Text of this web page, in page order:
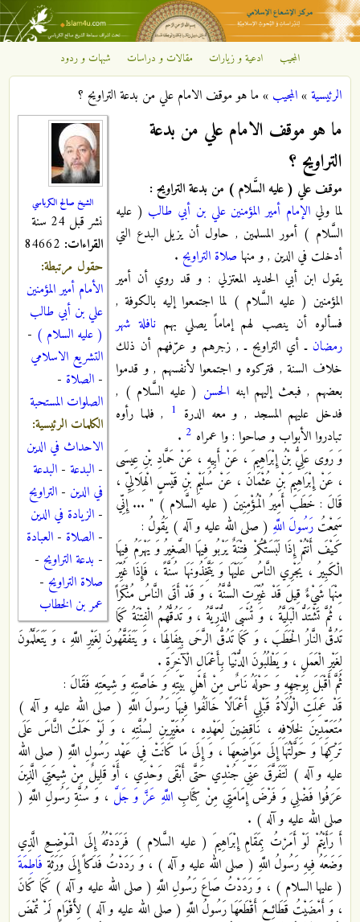
تجاوز إلى المحتوى الرئيسي
مركز
الإشعاع
الإسلامي
المجيب ادعية و زيارات مقالات و دراسات شبهات و ردود
أنت هنا
الرئيسية»المجيب »ما هو موقف الامام علي من بدعة التراويح ؟
الشيخ صالح الكرباسي
نشر قبل 24 سنة
القراءات:
حقول مرتبطة:
الأمام أمير المؤمنين
علي بن أبي طالب
( عليه السلام ) -
التشريع الاسلامي
- الصلاة -
الصلوات المستحبة
الكلمات الرئيسية:
الاحداث في الدين
- البدعة - البدعة
في الدين - التراويح
- الزيادة في الدين
- الصلاة - العبادة
- بدعة التراويح -
صلاة التراويح -
عمر بن الخطاب
ما هو موقف الامام علي من بدعة
التراويح ؟
موقف علي ( عليه السَّلام ) من بدعة التراويح :
لما وليالإمام أمير المؤمنين علي بن أبي طالب ( عليه
السَّلام ) أمور المسلمين , حاول أن يزيل البدع التي
أدخلت في الدين , و منهاصلاة التراويح .
يقول ابن أبي الحديد المعتزلي : و قد روي أن أمير
المؤمنين ( عليه السَّلام ) لما اجتمعوا إليه بالكوفة ,
فسألوه أن ينصب لهم إماماً يصلي بهمنافلة شهر
رمضان ـ أي التراويح ـ , زجرهم و عرّفهم أن ذلك
خلاف السنة , فتركوه و اجتمعوا لأنفسهم , و قدموا
بعضهم , فبعث إليهم ابنه الحسن ( عليه السَّلام ) ,
فدخل عليهم المسجد , و معه الدرة 1 , فلما رأوه
تبادروا الأبواب و صاحوا : وا عمراه 2
.
وَ رَوى عَلِيُّ بْنُ إِبْرَاهِيمَ ، عَنْ أَبِيهِ ، عَنْ حَمَّادِ بْنِ عِيسَى
، عَنْ إِبْرَاهِيمَ بْنِ عُثْمَانَ ، عَنْ سُلَيْمِ بْنِ قَيْسٍ الْهِلَالِيِّ ،
قَالَ : خَطَبَ أَمِيرُ الْمُؤْمِنِينَ ( عليه السَّلام ) " ... إِنِّي
سَمِعْتُ رَسُولَ اللَّهِ ( صلى الله عليه و آله ) يَقُولُ :
كَيْفَ أَنْتُمْ إِذَا لَبَسَتْكُمْ فِتْنَةٌ يَرْبُو فِيهَا الصَّغِيرُ وَ يَهْرَمُ فِيهَا
الْكَبِيرُ ، يَجْرِي النَّاسُ عَلَيْهَا وَ يَتَّخِذُونَهَا سُنَّةً ، فَإِذَا غُيِّرَ
مِنْهَا شَيْ‏ءٌ قِيلَ قَدْ غُيِّرَتِ السُّنَّةُ ، وَ قَدْ أَتَى النَّاسُ مُنْكَراً
، ثُمَّ تَشْتَدُّ الْبَلِيَّةُ ، وَ تُسْبَى الذُّرِّيَّةُ ، وَ تَدُقُّهُمُ الْفِتْنَةُ كَمَا
تَدُقُّ النَّارُ الْحَطَبَ ، وَ كَمَا تَدُقُّ الرَّحَى بِثِفَالِهَا ، وَ يَتَفَقَّهُونَ لِغَيْرِ اللَّهِ ، وَ يَتَعَلَّمُونَ
لِغَيْرِ الْعَمَلِ ، وَ يَطْلُبُونَ الدُّنْيَا بِأَعْمَالِ الْآخِرَةِ .
ثُمَّ أَقْبَلَ بِوَجْهِهِ وَ حَوْلَهُ نَاسٌ مِنْ أَهْلِ بَيْتِهِ وَ خَاصَّتِهِ وَ شِيعَتِهِ فَقَالَ :
قَدْ عَمِلَتِ الْوُلَاةُ قَبْلِي أَعْمَالًا خَالَفُوا فِيهَا رَسُولَ اللَّهِ ( صلى الله عليه و آله )
مُتَعَمِّدِينَ لِخِلَافِهِ ، نَاقِضِينَ لِعَهْدِهِ ، مُغَيِّرِينِ لِسُنَّتِهِ ، وَ لَوْ حَمَلْتُ النَّاسَ عَلَى
تَرْكِهَا وَ حَوَّلْتُهَا إِلَى مَوَاضِعِهَا ، وَ إِلَى مَا كَانَتْ فِي عَهْدِ رَسُولِ اللَّهِ ( صلى الله
عليه و آله ) لَتَفَرَّقَ عَنِّي جُنْدِي حَتَّى أَبْقَى وَحْدِي ، أَوْ قَلِيلٌ مِنْ شِيعَتِيَ الَّذِينَ
عَرَفُوا فَضْلِي وَ فَرْضَ إِمَامَتِي مِنْ كِتَابِاللَّهِ عَزَّ وَ جَلَّ ، وَ سُنَّةِ رَسُولِ اللَّهِ (
صلى الله عليه و آله ) .
أَ رَأَيْتُمْ لَوْ أَمَرْتُ بِمَقَامِ إِبْرَاهِيمَ ( عليه السَّلام ) فَرَدَدْتُهُ إِلَى الْمَوْضِعِ الَّذِي
وَضَعَهُ فِيهِ رَسُولُ اللَّهِ ( صلى الله عليه و آله ) ، وَ رَدَدْتُ فَدَكاً إِلَى وَرَثَةِ فَاطِمَةَ
( عليها السلام ) ، وَ رَدَدْتُ صَاعَ رَسُولِ اللَّهِ ( صلى الله عليه و آله ) كَمَا كَانَ
، وَ أَمْضَيْتُ قَطَائِعَ أَقْطَعَهَا رَسُولُ اللَّهِ ( صلى الله عليه و آله ) لِأَقْوَامٍ لَمْ تُمْضَ